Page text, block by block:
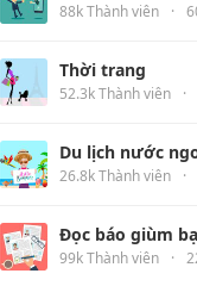
88k Thành viên ·
Thời trang
52.3k Thành viên ·
Du lịch nước
26.8k Thành viên ·
Đọc báo giùm
99k Thành viên ·